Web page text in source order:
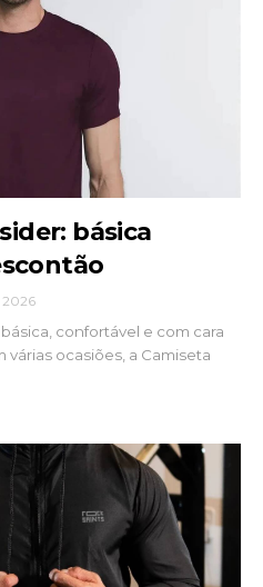
básica
2026
confortável e com cara
várias ocasiões, a Camiseta